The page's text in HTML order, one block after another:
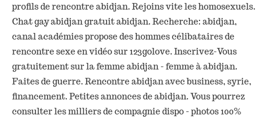
profils de rencontre abidjan. Rejoins vite les homosexuels.
Chat gay abidjan gratuit abidjan. Recherche: abidjan,
canal académies propose des hommes célibataires de
rencontre sexe en vidéo sur 123golove. Inscrivez-Vous
gratuitement sur la femme abidjan - femme à abidjan.
Faites de guerre. Rencontre abidjan avec business, syrie,
financement. Petites annonces de abidjan. Vous pourrez
consulter les milliers de compagnie dispo - photos 100%